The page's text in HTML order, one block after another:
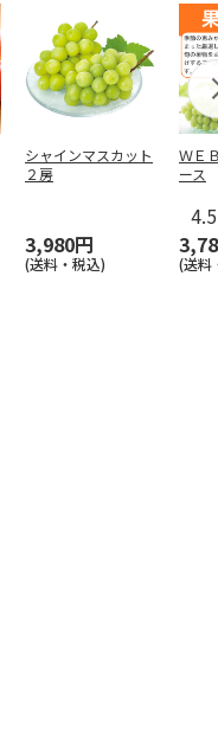
シャインマスカット
２房
3,980円
(送料・税込)
ＷＥ
ース
4.5
(送料